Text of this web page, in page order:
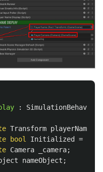
:
SimulationBehaviour
Transform
bool Initialized =
Camera _camera;
nameObject ;